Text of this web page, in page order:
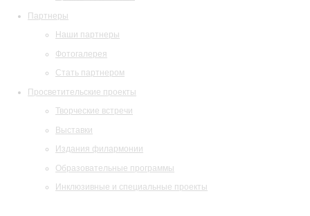
Партнеры
Наши партнеры
Фотогалерея
Стать партнером
Просветительские проекты
Творческие встречи
Выставки
Издания филармонии
Образовательные программы
Инклюзивные и специальные проекты